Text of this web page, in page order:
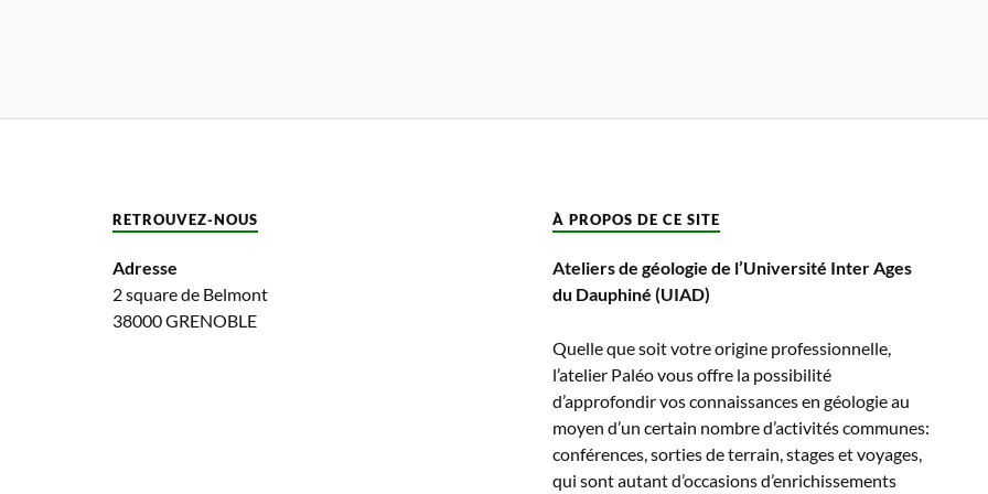
RETROUVEZ-NOUS
Adresse
2 square de Belmont
38000 GRENOBLE
À PROPOS DE CE SITE
Ateliers de géologie de l’Université Inter Ages
du Dauphiné (UIAD)
Quelle que soit votre origine professionnelle,
l’atelier Paléo vous offre la possibilité
d’approfondir vos connaissances en géologie au
moyen d’un certain nombre d’activités communes:
conférences, sorties de terrain, stages et voyages,
qui sont autant d’occasions d’enrichissements